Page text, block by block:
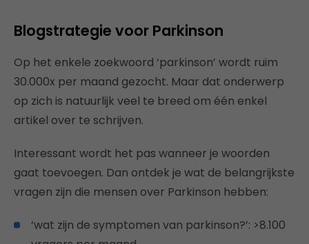
Blogstrategie voor Parkinson
Op het enkele zoekwoord ‘parkinson’ wordt ruim
30.000x per maand gezocht. Maar dat onderwerp
op zich is natuurlijk veel te breed om één enkel
artikel over te schrijven.
Interessant wordt het pas wanneer je woorden
gaat toevoegen. Dan ontdek je wat de belangrijkste
vragen zijn die mensen over Parkinson hebben:
‘wat zijn de symptomen van parkinson?’: >8.100